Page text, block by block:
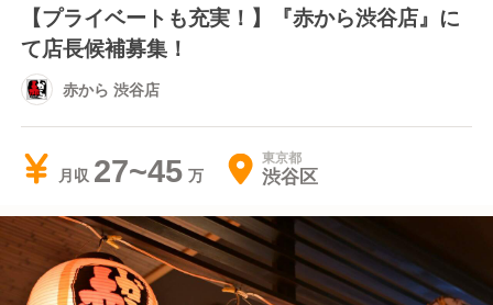
【プライベートも充実！】『赤から渋谷店』に
て店長候補募集！
赤から 渋谷店
月収 27~45 東京都
渋谷区